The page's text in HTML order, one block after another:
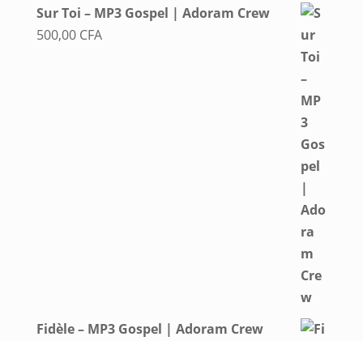
Sur Toi – MP3 Gospel | Adoram Crew
500,00 CFA
Fidèle – MP3 Gospel | Adoram Crew